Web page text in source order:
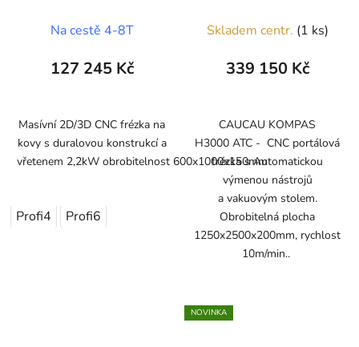
(600x1000x150mm)
Na cestě 4-8T
127 245 Kč
Masívní 2D/3D CNC frézka na
kovy s duralovou konstrukcí a
vřetenem 2,2kW obrobitelnost 600x1000x150mm
Profi4 Profi6
Skladem centr. (1 ks)
339 150 Kč
CAUCAU KOMPAS
H3000 ATC - CNC portálová
frézka s Automatickou
výmenou nástrojů
a vakuovým stolem.
Obrobitelná plocha
1250x2500x200mm, rychlost
10m/min..
NOVINKA